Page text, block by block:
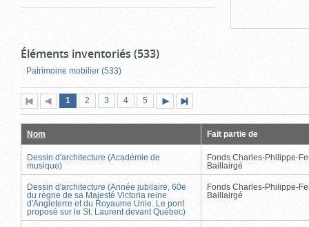
Éléments inventoriés (533)
Patrimoine mobilier (533)
Première
page
Page
précédente
Page
1 (page
actuelle)
Page
2 Page
3 Page
4 Page
5
suivante
page
Nom Fait partie de
Dessin d'architecture (Académie de
musique)
Fonds Charles-Philippe-
Baillairgé
Dessin d'architecture (Année jubilaire, 60e
du règne de sa Majesté Victoria reine
d'Angleterre et du Royaume Unie. Le pont
proposé sur le St. Laurent devant Québec)
Fonds Charles-Philippe-
Baillairgé